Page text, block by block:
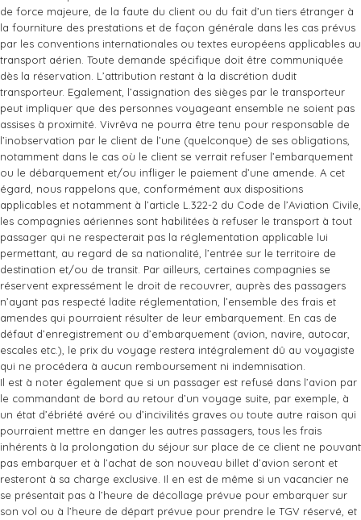
de force majeure, de la faute du client ou du fait d’un tiers étranger à
la fourniture des prestations et de façon générale dans les cas prévus
par les conventions internationales ou textes européens applicables au
transport aérien. Toute demande spécifique doit être communiquée
dès la réservation. L’attribution restant à la discrétion dudit
transporteur. Egalement, l’assignation des sièges par le transporteur
peut impliquer que des personnes voyageant ensemble ne soient pas
assises à proximité. Vivrêva ne pourra être tenu pour responsable de
l’inobservation par le client de l’une (quelconque) de ses obligations,
notamment dans le cas où le client se verrait refuser l’embarquement
ou le débarquement et/ou infliger le paiement d’une amende. A cet
égard, nous rappelons que, conformément aux dispositions
applicables et notamment à l’article L.322-2 du Code de l’Aviation Civile,
les compagnies aériennes sont habilitées à refuser le transport à tout
passager qui ne respecterait pas la réglementation applicable lui
permettant, au regard de sa nationalité, l’entrée sur le territoire de
destination et/ou de transit. Par ailleurs, certaines compagnies se
réservent expressément le droit de recouvrer, auprès des passagers
n’ayant pas respecté ladite réglementation, l’ensemble des frais et
amendes qui pourraient résulter de leur embarquement. En cas de
défaut d’enregistrement ou d’embarquement (avion, navire, autocar,
escales etc.), le prix du voyage restera intégralement dû au voyagiste
qui ne procédera à aucun remboursement ni indemnisation.
Il est à noter également que si un passager est refusé dans l’avion par
le commandant de bord au retour d’un voyage suite, par exemple, à
un état d’ébriété avéré ou d’incivilités graves ou toute autre raison qui
pourraient mettre en danger les autres passagers, tous les frais
inhérents à la prolongation du séjour sur place de ce client ne pouvant
pas embarquer et à l’achat de son nouveau billet d’avion seront et
resteront à sa charge exclusive. Il en est de même si un vacancier ne
se présentait pas à l’heure de décollage prévue pour embarquer sur
son vol ou à l’heure de départ prévue pour prendre le TGV réservé, et